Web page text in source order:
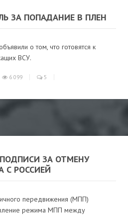
ЗА ПОПАДАНИЕ В ПЛЕН
о том, что готовятся к
ВСУ.
6 099 5
ЗА ОТМЕНУ
С РОССИЕЙ
передвижения (МПП)
режима МПП между